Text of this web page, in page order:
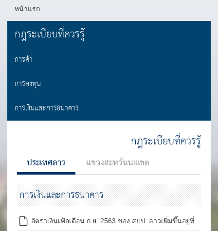
หน้าแรก
กฎระเบียบที่ควรรู้
การค้า
การลงทุน
การเงินและการธนาคาร
กฎระเบียบที่ควรรู้
ประเทศลาว แขวงสะหวันนะเขต
การเงินและการธนาคาร
อัตราเงินเฟ้อเดือน ก.ย. 2563 ของ สปป. ลาวเพิ่มขึ้นอยู่ที่